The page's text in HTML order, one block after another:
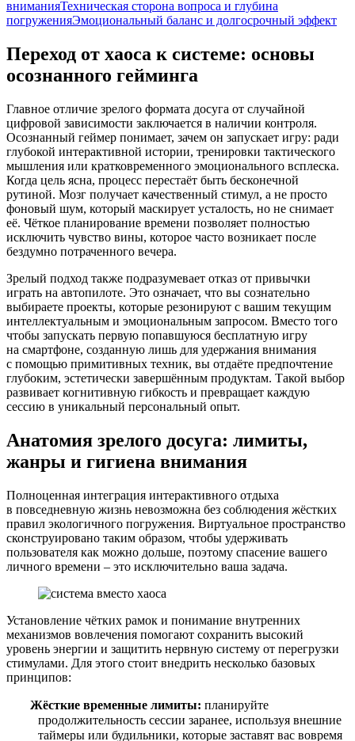
вниманияТехническая сторона вопроса и глубина
погруженияЭмоциональный баланс и долгосрочный эффект
Переход от хаоса к системе: основы
осознанного гейминга
Главное отличие зрелого формата досуга от случайной
цифровой зависимости заключается в наличии контроля.
Осознанный геймер понимает, зачем он запускает игру: ради
глубокой интерактивной истории, тренировки тактического
мышления или кратковременного эмоционального всплеска.
Когда цель ясна, процесс перестаёт быть бесконечной
рутиной. Мозг получает качественный стимул, а не просто
фоновый шум, который маскирует усталость, но не снимает
её. Чёткое планирование времени позволяет полностью
исключить чувство вины, которое часто возникает после
бездумно потраченного вечера.
Зрелый подход также подразумевает отказ от привычки
играть на автопилоте. Это означает, что вы сознательно
выбираете проекты, которые резонируют с вашим текущим
интеллектуальным и эмоциональным запросом. Вместо того
чтобы запускать первую попавшуюся бесплатную игру
на смартфоне, созданную лишь для удержания внимания
с помощью примитивных техник, вы отдаёте предпочтение
глубоким, эстетически завершённым продуктам. Такой выбор
развивает когнитивную гибкость и превращает каждую
сессию в уникальный персональный опыт.
Анатомия зрелого досуга: лимиты,
жанры и гигиена внимания
Полноценная интеграция интерактивного отдыха
в повседневную жизнь невозможна без соблюдения жёстких
правил экологичного погружения. Виртуальное пространство
сконструировано таким образом, чтобы удерживать
пользователя как можно дольше, поэтому спасение вашего
личного времени – это исключительно ваша задача.
Установление чётких рамок и понимание внутренних
механизмов вовлечения помогают сохранить высокий
уровень энергии и защитить нервную систему от перегрузки
стимулами. Для этого стоит внедрить несколько базовых
принципов:
Жёсткие временные лимиты: планируйте
продолжительность сессии заранее, используя внешние
таймеры или будильники, которые заставят вас вовремя